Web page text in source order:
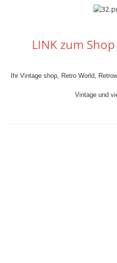
LINK zum Shop
Ihr Vintage shop, Retro World,
Vintage und